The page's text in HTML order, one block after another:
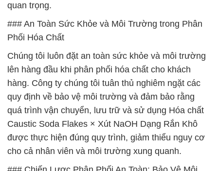
quan trọng.
### An Toàn Sức Khỏe và Môi Trường trong Phân
Phối Hóa Chất
Chúng tôi luôn đặt an toàn sức khỏe và môi trường
lên hàng đầu khi phân phối hóa chất cho khách
hàng. Công ty chúng tôi tuân thủ nghiêm ngặt các
quy định về bảo vệ môi trường và đảm bảo rằng
quá trình vận chuyển, lưu trữ và sử dụng Hóa chất
Caustic Soda Flakes × Xút NaOH Dạng Rắn Khô
được thực hiện đúng quy trình, giảm thiểu nguy cơ
cho cả nhân viên và môi trường xung quanh.